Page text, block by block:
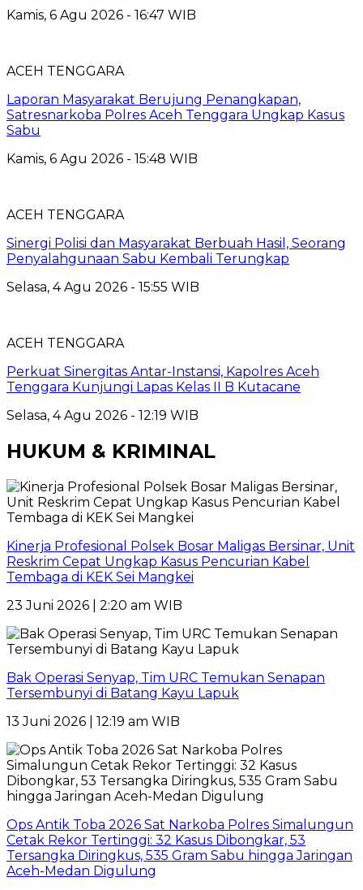
Kamis, 6 Agu 2026 - 16:47 WIB
ACEH TENGGARA
Laporan Masyarakat Berujung Penangkapan,
Satresnarkoba Polres Aceh Tenggara Ungkap Kasus
Sabu
Kamis, 6 Agu 2026 - 15:48 WIB
ACEH TENGGARA
Sinergi Polisi dan Masyarakat Berbuah Hasil, Seorang
Penyalahgunaan Sabu Kembali Terungkap
Selasa, 4 Agu 2026 - 15:55 WIB
ACEH TENGGARA
Perkuat Sinergitas Antar-Instansi, Kapolres Aceh
Tenggara Kunjungi Lapas Kelas II B Kutacane
Selasa, 4 Agu 2026 - 12:19 WIB
HUKUM & KRIMINAL
Kinerja Profesional Polsek Bosar Maligas Bersinar, Unit
Reskrim Cepat Ungkap Kasus Pencurian Kabel
Tembaga di KEK Sei Mangkei
23 Juni 2026 | 2:20 am WIB
Bak Operasi Senyap, Tim URC Temukan Senapan
Tersembunyi di Batang Kayu Lapuk
13 Juni 2026 | 12:19 am WIB
Ops Antik Toba 2026 Sat Narkoba Polres Simalungun
Cetak Rekor Tertinggi: 32 Kasus Dibongkar, 53
Tersangka Diringkus, 535 Gram Sabu hingga Jaringan
Aceh-Medan Digulung